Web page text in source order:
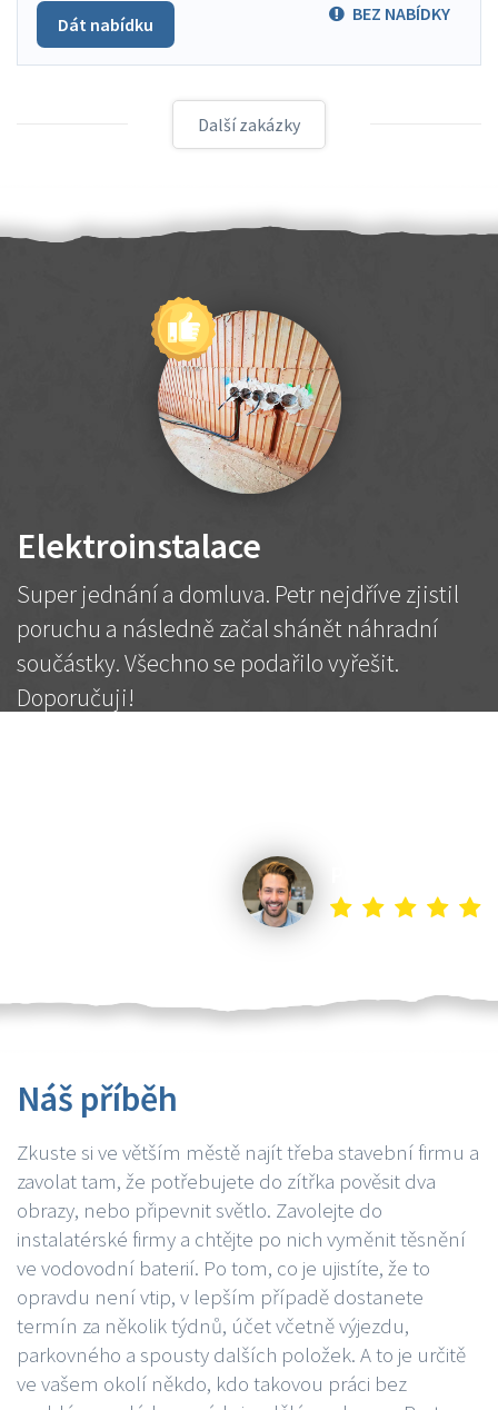
BEZ NABÍDKY
Dát nabídku
Další zakázky
Elektroinstalace
Super jednání a domluva. Petr nejdříve zjistil
poruchu a následně začal shánět náhradní
součástky. Všechno se podařilo vyřešit.
Doporučuji!
Náš příběh
Zkuste si ve větším městě najít třeba stavební firmu a
zavolat tam, že potřebujete do zítřka pověsit dva
obrazy, nebo připevnit světlo. Zavolejte do
instalatérské firmy a chtějte po nich vyměnit těsnění
ve vodovodní baterií. Po tom, co je ujistíte, že to
opravdu není vtip, v lepším případě dostanete
termín za několik týdnů, účet včetně výjezdu,
parkovného a spousty dalších položek. A to je určitě
ve vašem okolí někdo, kdo takovou práci bez